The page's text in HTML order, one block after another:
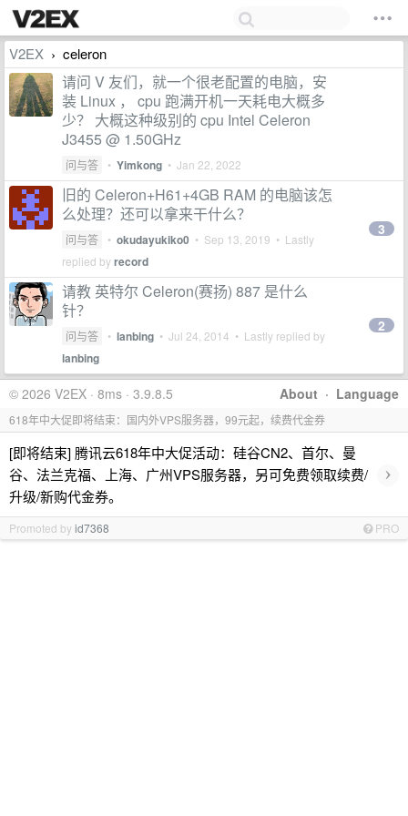
V2EX › celeron
请问 V 友们，就一个很老配置的电脑，安
装 Linux ， cpu 跑满开机一天耗电大概多
少？ 大概这种级别的 cpu Intel Celeron
J3455 @ 1.50GHz
问与答 • Yimkong • Jan 22, 2022
旧的 Celeron+H61+4GB RAM 的电脑该怎
么处理？还可以拿来干什么？
问与答 • okudayukiko0 • Sep 13, 2019 • Lastly
replied byrecord
3
请教 英特尔 Celeron(赛扬) 887 是什么
针？
问与答 • lanbing • Jul 24, 2014 • Lastly replied by
lanbing
2
About · Language
© 2026 V2EX · 8ms · 3.9.8.5
618年中大促即将结束：国内外VPS服务器，99元起，续费代金券
[即将结束] 腾讯云618年中大促活动：硅谷CN2、首尔、曼
谷、法兰克福、上海、广州VPS服务器，另可免费领取续费/
升级/新购代金券。
›
Promoted byid7368 PRO